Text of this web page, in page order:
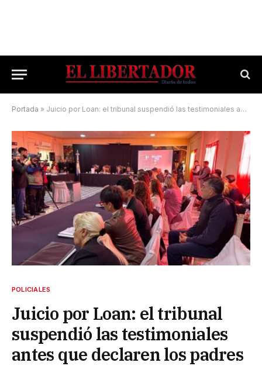
Portada » ​Juicio por Loan: el tribunal suspendió las testimoniales antes que declaren los padres
POLICIALES
​Juicio por Loan: el tribunal
suspendió las testimoniales
antes que declaren los padres